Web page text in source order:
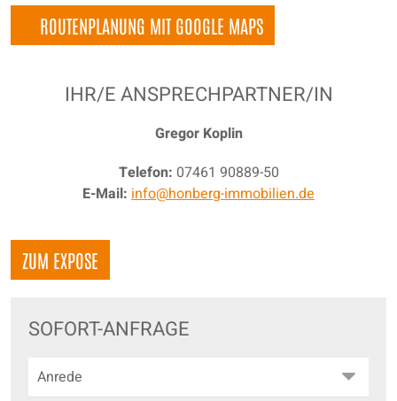
ROUTENPLANUNG MIT GOOGLE MAPS
IHR/E ANSPRECHPARTNER/IN
Gregor Koplin
Telefon: 07461 90889-50
E-Mail: info@honberg-immobilien.de
ZUM EXPOSE
SOFORT-ANFRAGE